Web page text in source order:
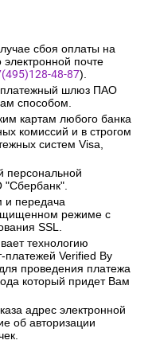
сбоя оплаты на
почте
48-87).
платежный шлюз ПАО
способом.
картам любого банка
комиссий и в строгом
систем Visa,
персональной
"Сбербанк".
передача
режиме с
SSL.
технологию
платежей Verified By
проведения платежа
который придет Вам
адрес электронной
об авторизации